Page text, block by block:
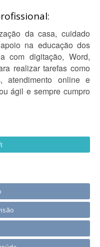
da casa, cuidado
na educação dos
com digitação, Word,
realizar tarefas como
atendimento online e
ágil e sempre cumpro